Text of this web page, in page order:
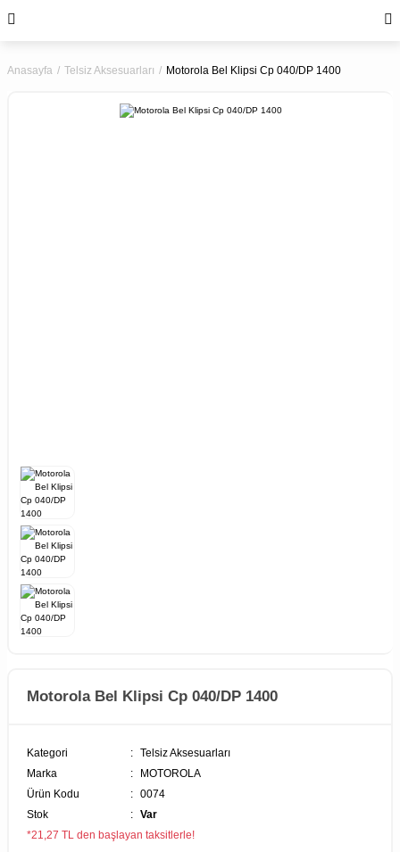
Anasayfa Telsiz Aksesuarları Motorola Bel Klipsi Cp 040/DP 1400
Motorola Bel Klipsi Cp 040/DP 1400
Kategori
Telsiz Aksesuarları
Marka
MOTOROLA
Ürün Kodu
0074
Stok
Var
*21,27 TL den başlayan taksitlerle!